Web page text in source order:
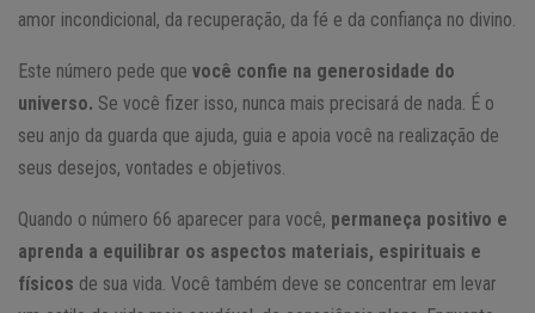
amor incondicional, da recuperação, da fé e da confiança no divino.
Este número pede que você confie na generosidade do
universo. Se você fizer isso, nunca mais precisará de nada. É o
seu anjo da guarda que ajuda, guia e apoia você na realização de
seus desejos, vontades e objetivos.
Quando o número 66 aparecer para você, permaneça positivo e
aprenda a equilibrar os aspectos materiais, espirituais e
físicos de sua vida. Você também deve se concentrar em levar